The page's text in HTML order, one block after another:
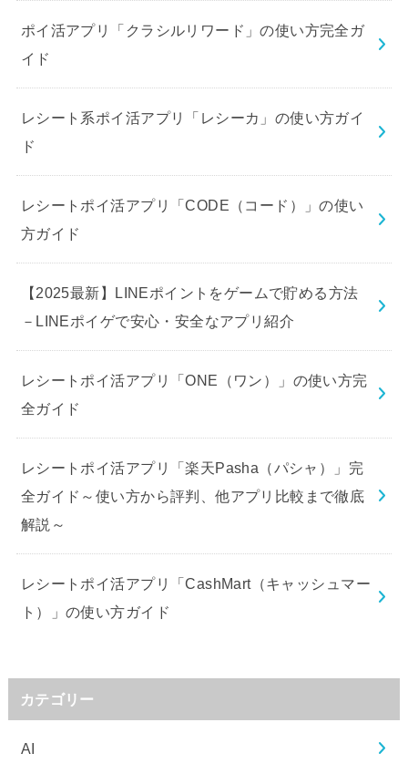
ポイ活アプリ「クラシルリワード」の使い方完全ガ
イド
レシート系ポイ活アプリ「レシーカ」の使い方ガイ
ド
レシートポイ活アプリ「CODE（コード）」の使い
方ガイド
【2025最新】LINEポイントをゲームで貯める方法
－LINEポイゲで安心・安全なアプリ紹介
レシートポイ活アプリ「ONE（ワン）」の使い方完
全ガイド
レシートポイ活アプリ「楽天Pasha（パシャ）」完
全ガイド～使い方から評判、他アプリ比較まで徹底
解説～
レシートポイ活アプリ「CashMart（キャッシュマー
ト）」の使い方ガイド
カテゴリー
AI